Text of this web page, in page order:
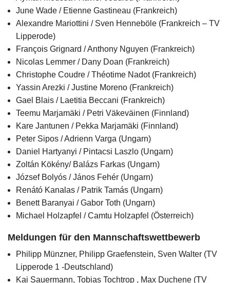
June Wade / Etienne Gastineau (Frankreich)
Alexandre Mariottini / Sven Henneböle (Frankreich – TV
Lipperode)
François Grignard / Anthony Nguyen (Frankreich)
Nicolas Lemmer / Dany Doan (Frankreich)
Christophe Coudre / Théotime Nadot (Frankreich)
Yassin Arezki / Justine Moreno (Frankreich)
Gael Blais / Laetitia Beccani (Frankreich)
Teemu Marjamäki / Petri Väkeväinen (Finnland)
Kare Jantunen / Pekka Marjamäki (Finnland)
Peter Sipos / Adrienn Varga (Ungarn)
Daniel Hartyanyi / Pintacsi Laszlo (Ungarn)
Zoltán Kökény/ Balázs Farkas (Ungarn)
József Bolyós / János Fehér (Ungarn)
Renátó Kanalas / Patrik Tamás (Ungarn)
Benett Baranyai / Gabor Toth (Ungarn)
Michael Holzapfel / Camtu Holzapfel (Österreich)
Meldungen für den Mannschaftswettbewerb
Philipp Münzner, Philipp Graefenstein, Sven Walter (TV
Lipperode 1 -Deutschland)
Kai Sauermann, Tobias Tochtrop , Max Duchene (TV